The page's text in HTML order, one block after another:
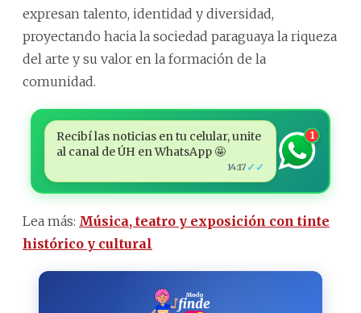
expresan talento, identidad y diversidad,
proyectando hacia la sociedad paraguaya la riqueza
del arte y su valor en la formación de la
comunidad.
Recibí las noticias en tu celular, unite
al canal de ÚH en WhatsApp 🤩
14:17 ✓✓
1
Lea más: Música, teatro y exposición con tinte
histórico y cultural